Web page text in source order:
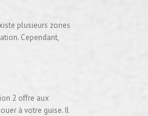
plusieurs zones
Cependant,
2 offre aux
à votre guise. Il